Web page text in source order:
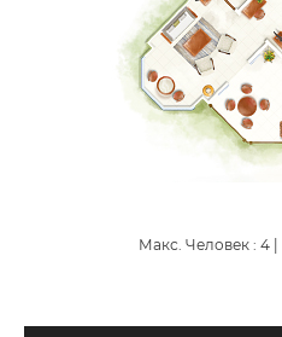
Макс. Человек : 4